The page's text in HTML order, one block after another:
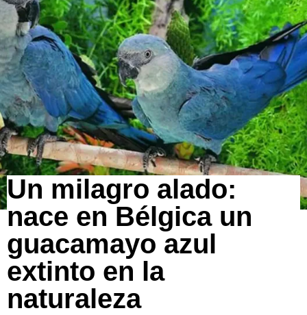
Un milagro alado:
nace en Bélgica un
guacamayo azul
extinto en la
naturaleza